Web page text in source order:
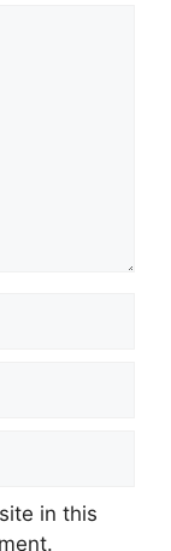
in this